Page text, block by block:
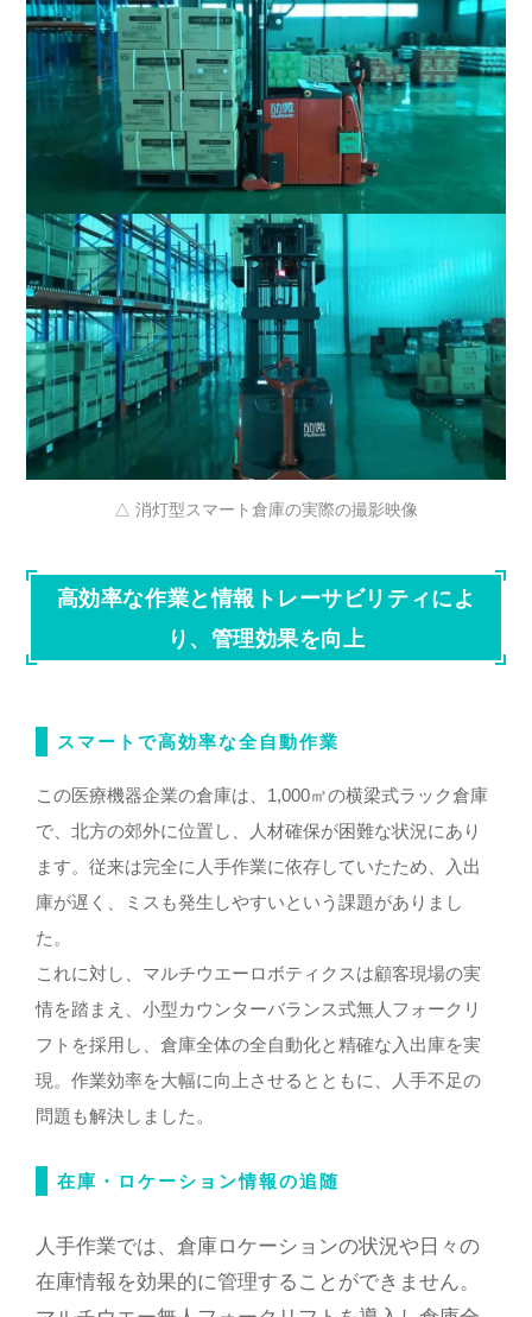
△ 消灯型スマート倉庫の実際の撮影映像
高効率な作業と情報トレーサビリティによ
り、管理効果を向上
スマートで高効率な全自動作業
この医療機器企業の倉庫は、1,000㎡の横梁式ラック倉庫
で、北方の郊外に位置し、人材確保が困難な状況にあり
ます。従来は完全に人手作業に依存していたため、入出
庫が遅く、ミスも発生しやすいという課題がありまし
た。
これに対し、マルチウエーロボティクスは顧客現場の実
情を踏まえ、小型カウンターバランス式無人フォークリ
フトを採用し、倉庫全体の全自動化と精確な入出庫を実
現。作業効率を大幅に向上させるとともに、人手不足の
問題も解決しました。
在庫・ロケーション情報の追随
人手作業では、倉庫ロケーションの状況や日々の
在庫情報を効果的に管理することができません。